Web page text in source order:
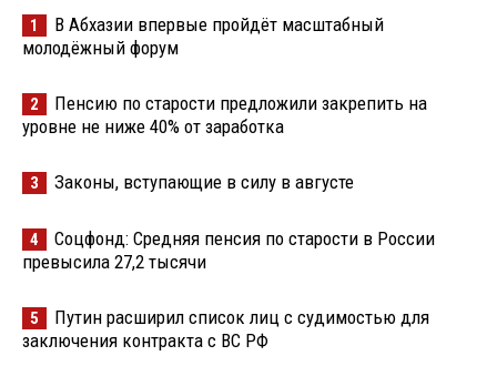
1
В Абхазии впервые пройдёт масштабный
молодёжный форум
2
Пенсию по старости предложили закрепить на
уровне не ниже 40% от заработка
3 Законы, вступающие в силу в августе
4
Соцфонд: Средняя пенсия по старости в России
превысила 27,2 тысячи
5
Путин расширил список лиц с судимостью для
заключения контракта с ВС РФ